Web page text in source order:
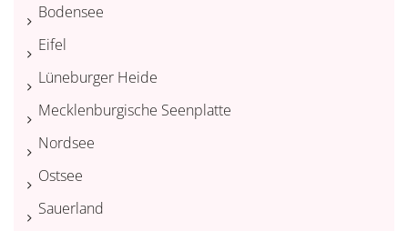
Bodensee
Eifel
Lüneburger Heide
Mecklenburgische Seenplatte
Nordsee
Ostsee
Sauerland